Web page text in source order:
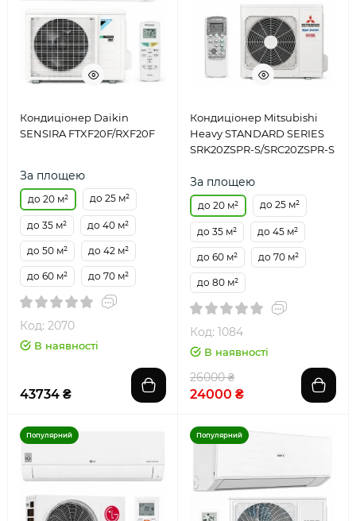
Кондиціонер Daikin
SENSIRA FTXF20F/RXF20F
За площею
до 20 м² до 25 м²
до 35 м² до 40 м²
до 50 м² до 42 м²
до 60 м² до 70 м²
Код: 2070
В наявності
43734 ₴
Кондиціонер Mitsubishi
Heavy STANDARD SERIES
SRK20ZSPR-S/SRC20ZSPR-S
За площею
до 20 м² до 25 м²
до 35 м² до 45 м²
до 60 м² до 70 м²
до 80 м²
Код: 1084
В наявності
26000 ₴
24000 ₴
Популярний Популярний